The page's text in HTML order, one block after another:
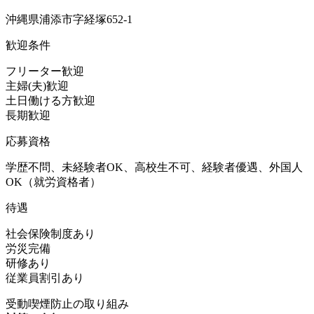
沖縄県浦添市字経塚652-1
歓迎条件
フリーター歓迎
主婦(夫)歓迎
土日働ける方歓迎
長期歓迎
応募資格
学歴不問、未経験者OK、高校生不可、経験者優遇、外国人
OK（就労資格者）
待遇
社会保険制度あり
労災完備
研修あり
従業員割引あり
受動喫煙防止の取り組み